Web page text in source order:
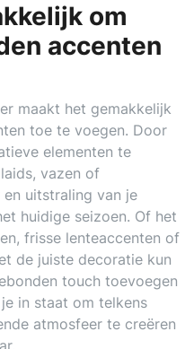
om
accenten
maakt het gemakkelijk
toe te voegen. Door
elementen te
vazen of
uitstraling van je
huidige seizoen. Of het
frisse lenteaccenten of
de juiste decoratie kun
touch toevoegen
in staat om telkens
atmosfeer te creëren